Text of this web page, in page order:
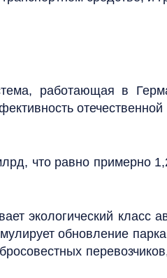
работающая в
что равно примерно
экологический класс
обновление